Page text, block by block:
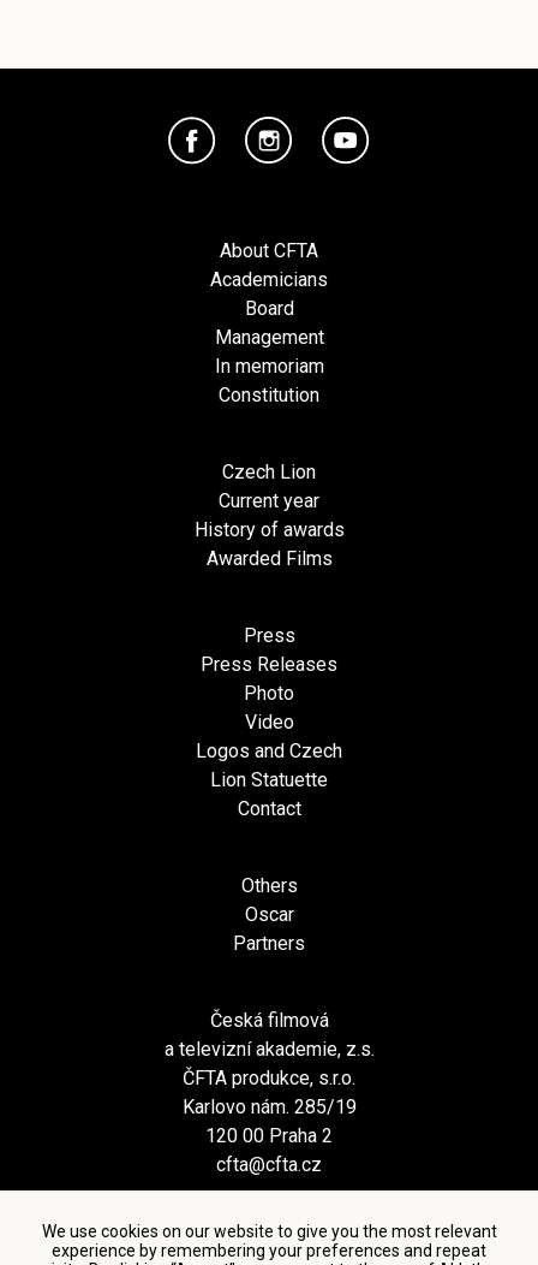
We use cookies on our website to give you the most relevant
experience by remembering your preferences and repeat
About CFTA
Academicians
Board
Management
In memoriam
Constitution
Czech Lion
Current year
History of awards
Awarded Films
Press
Press Releases
Photo
Video
Logos and Czech
Lion Statuette
Contact
Others
Oscar
Partners
Česká filmová
a televizní akademie, z.s.
ČFTA produkce, s.r.o.
Karlovo nám. 285/19
120 00 Praha 2
cfta@cfta.cz